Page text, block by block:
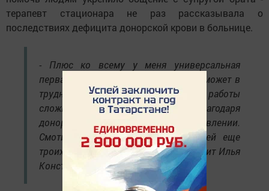
терапевт стационара не раз рассказывала о
последствиях дефицита донорской крови в больнице.
- Плюс ко всему у меня универсальная
первая группа, кому-то она точно поможет в
трудный момент. Вырваться с работы
сложно, но получилось - благодаря
донорской акции в управлении.
Смотивировал присоединиться к ней еще
троих ребят из своего отдела, - говорит Илья
Константинович.